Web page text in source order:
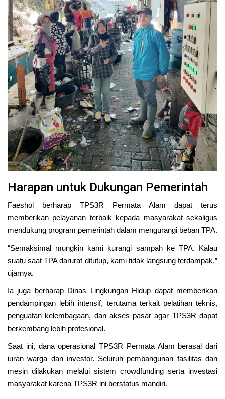
Harapan untuk Dukungan Pemerintah
Faeshol berharap TPS3R Permata Alam dapat terus
memberikan pelayanan terbaik kepada masyarakat sekaligus
mendukung program pemerintah dalam mengurangi beban TPA.
“Semaksimal mungkin kami kurangi sampah ke TPA. Kalau
suatu saat TPA darurat ditutup, kami tidak langsung terdampak,”
ujarnya.
Ia juga berharap Dinas Lingkungan Hidup dapat memberikan
pendampingan lebih intensif, terutama terkait pelatihan teknis,
penguatan kelembagaan, dan akses pasar agar TPS3R dapat
berkembang lebih profesional.
Saat ini, dana operasional TPS3R Permata Alam berasal dari
iuran warga dan investor. Seluruh pembangunan fasilitas dan
mesin dilakukan melalui sistem crowdfunding serta investasi
masyarakat karena TPS3R ini berstatus mandiri.